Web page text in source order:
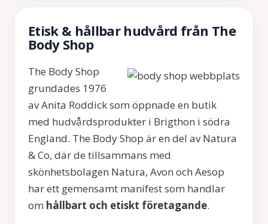
Etisk & hållbar hudvård från The
Body Shop
The Body Shop
grundades 1976
av Anita Roddick som öppnade en butik
med hudvårdsprodukter i Brigthon i södra
England. The Body Shop är en del av Natura
& Co, där de tillsammans med
skönhetsbolagen Natura, Avon och Aesop
har ett gemensamt manifest som handlar
om hållbart och etiskt företagande.